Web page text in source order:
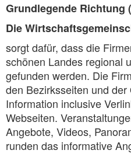
Grundlegende Richtung
Die
sorgt dafür, dass die
schönen Landes regional
gefunden werden. Die
den Bezirksseiten und
Information inclusive
Webseiten.
Angebote, Videos,
runden das informative